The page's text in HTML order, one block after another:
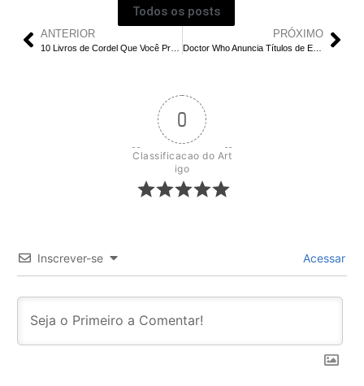
Todos os posts
ANTERIOR PRÓXIMO
Doctor Who Anuncia Títulos de Episódios e Libera Novo Trailer da Próxima Temporada
0
Classificacao do Art
igo
Inscrever-se Acessar